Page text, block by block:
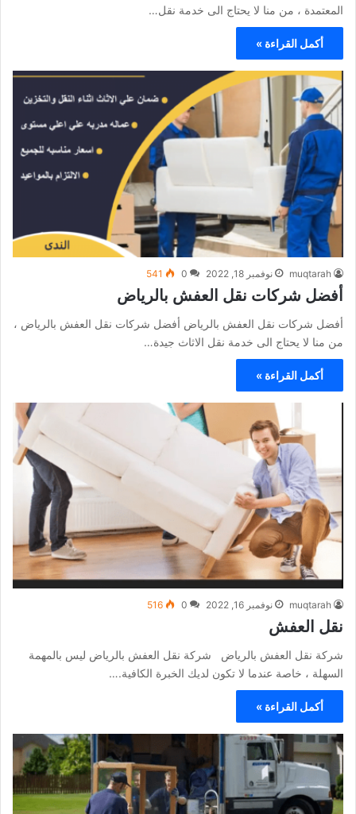
المعتمدة ، من منا لا يحتاج الى خدمة نقل…
أكمل القراءة »
muqtarah نوفمبر 18, 2022 0
541
أفضل شركات نقل العفش بالرياض
أفضل شركات نقل العفش بالرياض أفضل شركات نقل العفش بالرياض ،
من منا لا يحتاج الى خدمة نقل الاثاث جيدة…
أكمل القراءة »
muqtarah نوفمبر 16, 2022 0
516
نقل العفش
شركة نقل العفش بالرياض شركة نقل العفش بالرياض ليس بالمهمة
السهلة ، خاصة عندما لا تكون لديك الخبرة الكافية.…
أكمل القراءة »